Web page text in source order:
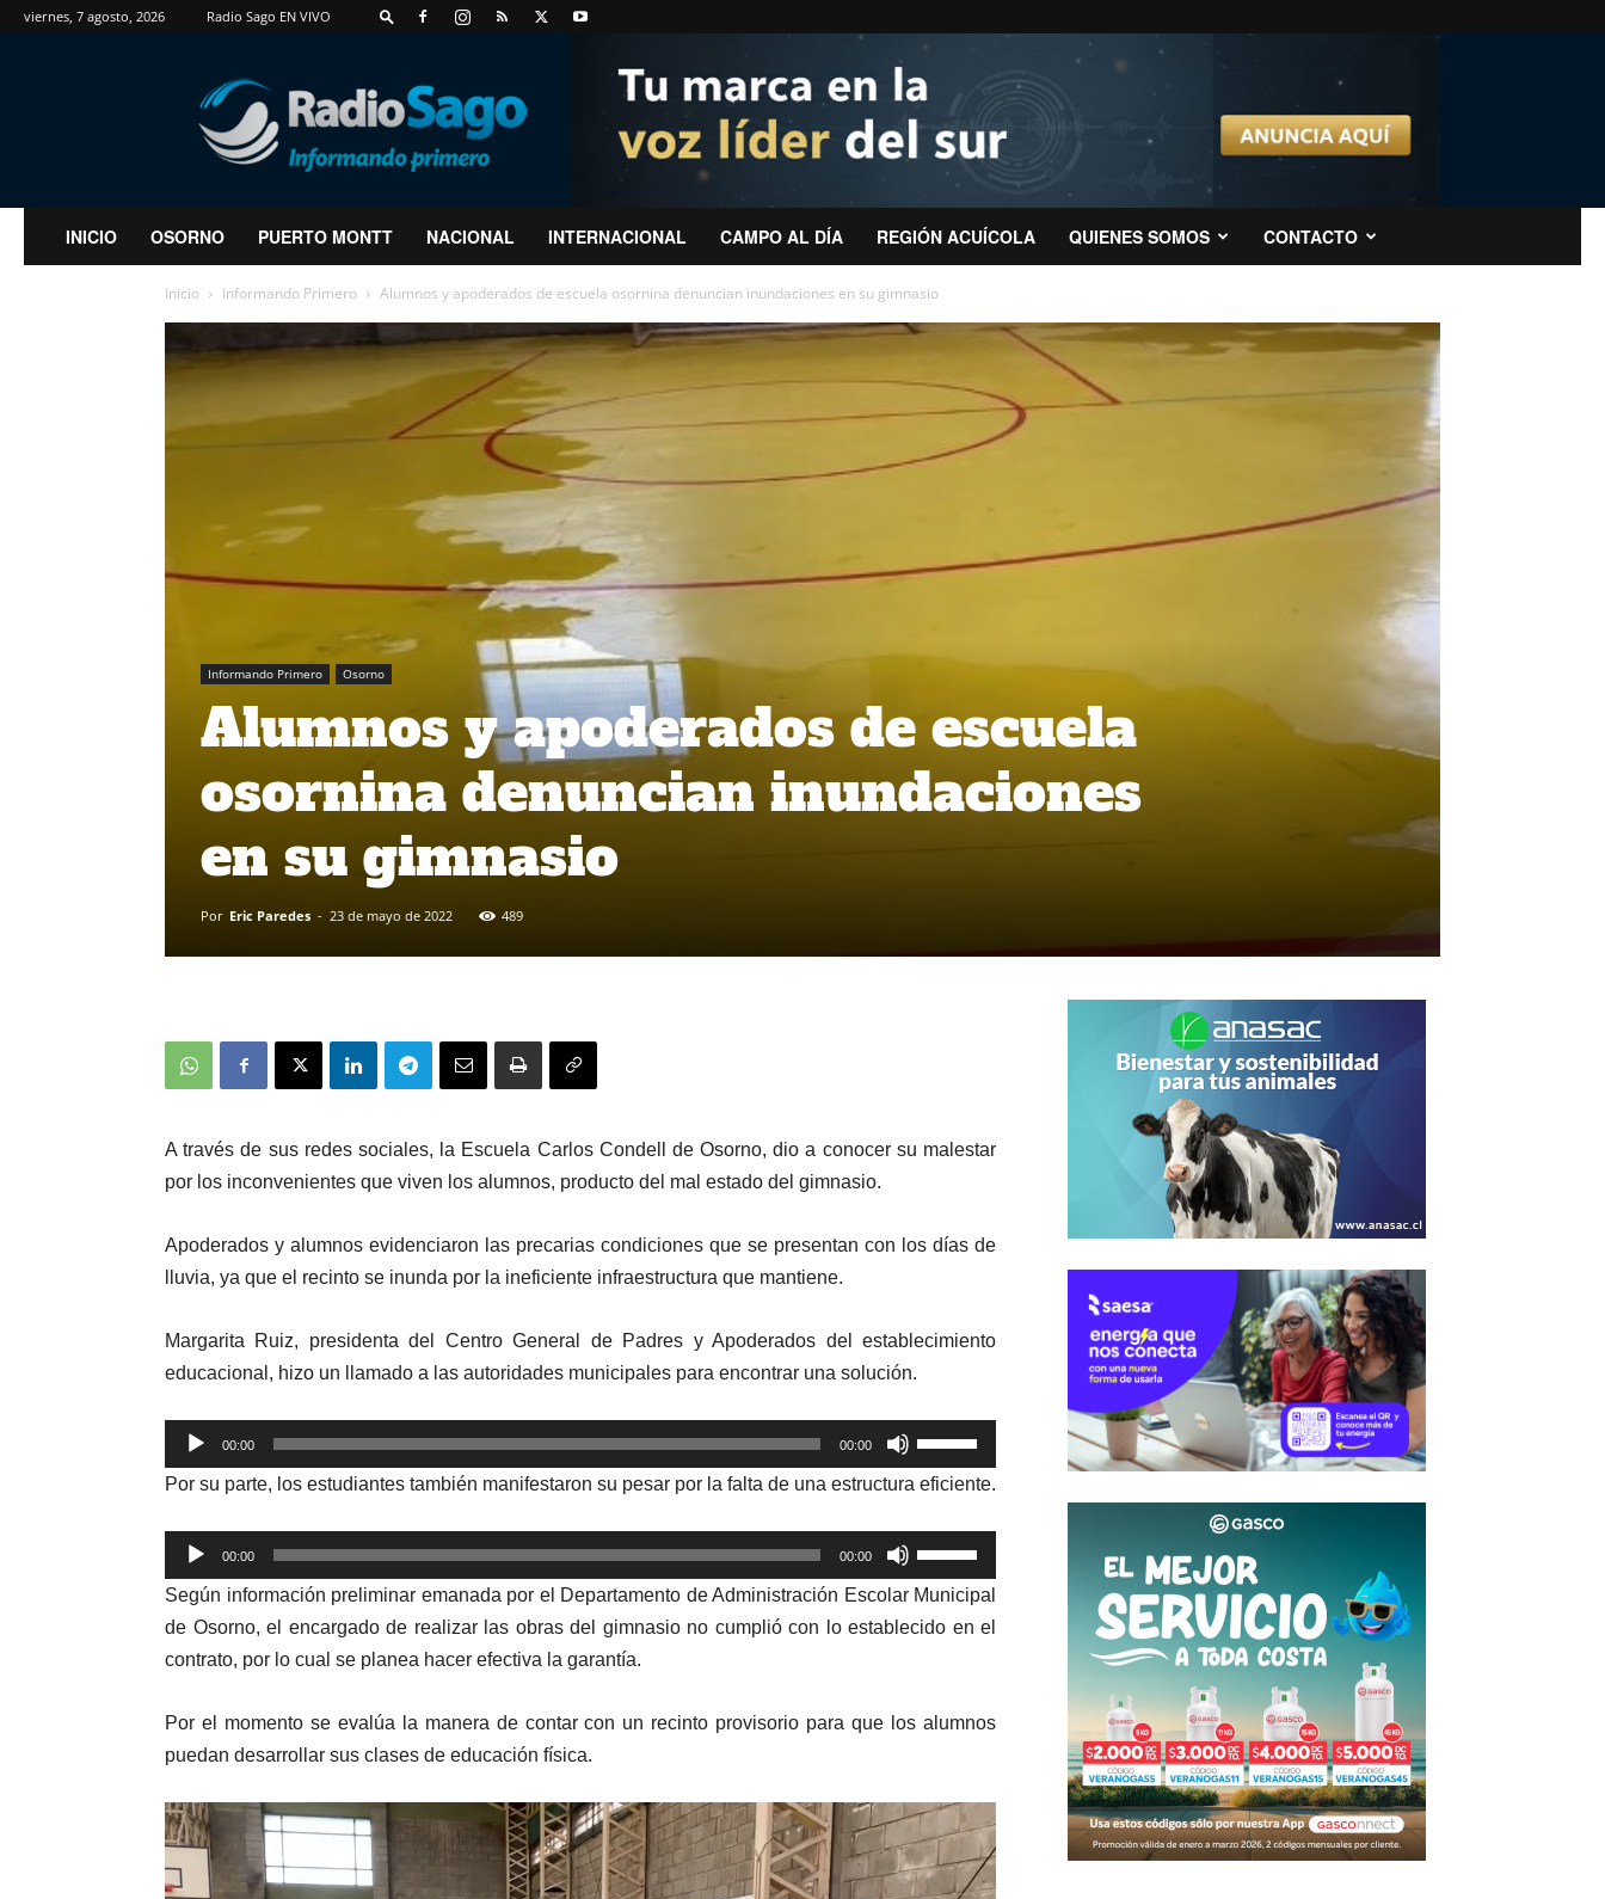
viernes, 7 agosto, 2026 Radio Sago EN VIVO
RadioSago
INICIO OSORNO PUERTO MONTT NACIONAL INTERNACIONAL CAMPO AL DÍA REGIÓN ACUÍCOLA QUIENES SOMOS CONTACTO
Inicio Informando Primero Alumnos y apoderados de escuela osornina denuncian inundaciones en su gimnasio
Informando Primero Osorno
Alumnos y apoderados de escuela
osornina denuncian inundaciones
en su gimnasio
Por Eric Paredes - 23 de mayo de 2022 489
A través de sus redes sociales, la Escuela Carlos Condell de Osorno, dio a conocer su malestar
por los inconvenientes que viven los alumnos, producto del mal estado del gimnasio.
Apoderados y alumnos evidenciaron las precarias condiciones que se presentan con los días de
lluvia, ya que el recinto se inunda por la ineficiente infraestructura que mantiene.
Margarita Ruiz, presidenta del Centro General de Padres y Apoderados del establecimiento
educacional, hizo un llamado a las autoridades municipales para encontrar una solución.
Reproductor
de
audio
00:00 00:00
las
teclas
de
flecha
arriba/abajo
para
disminuir
Por su parte, los estudiantes también manifestaron su pesar por la falta de una estructura eficiente.
Reproductor
de
audio
00:00 00:00
las
teclas
de
para
disminuir
el
volumen.
Según información preliminar emanada por el Departamento de Administración Escolar Municipal
de Osorno, el encargado de realizar las obras del gimnasio no cumplió con lo establecido en el
contrato, por lo cual se planea hacer efectiva la garantía.
Por el momento se evalúa la manera de contar con un recinto provisorio para que los alumnos
puedan desarrollar sus clases de educación física.
Reproductor
de
vídeo